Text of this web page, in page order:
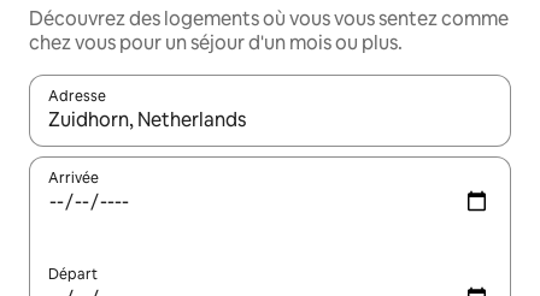
Découvrez des logements où vous vous sentez comme
chez vous pour un séjour d'un mois ou plus.
Adresse
Lorsque les résultats s'affichent, utilisez les flèches vers le
Arrivée
Départ